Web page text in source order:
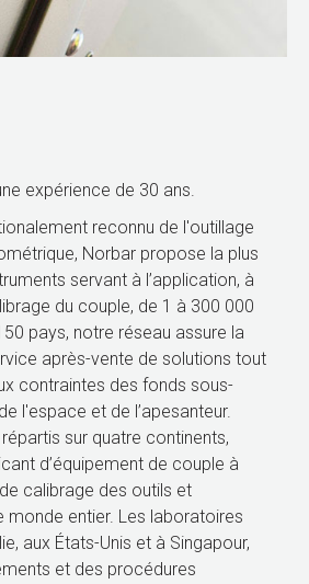
expérience de 30 ans.
reconnu de l'outillage
Norbar propose la plus
servant à l’application, à
du couple, de 1 à 300 000
pays, notre réseau assure la
après-vente de solutions tout
contraintes des fonds sous-
l'espace et de l’apesanteur.
sur quatre continents,
d’équipement de couple à
calibrage des outils et
monde entier. Les laboratoires
aux États-Unis et à Singapour,
et des procédures